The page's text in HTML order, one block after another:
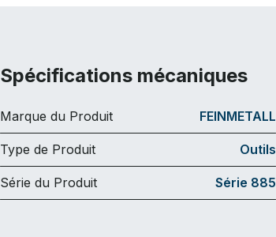
Spécifications mécaniques
Marque du Produit FEINMETALL
Type de Produit Outils
Série du Produit Série 885